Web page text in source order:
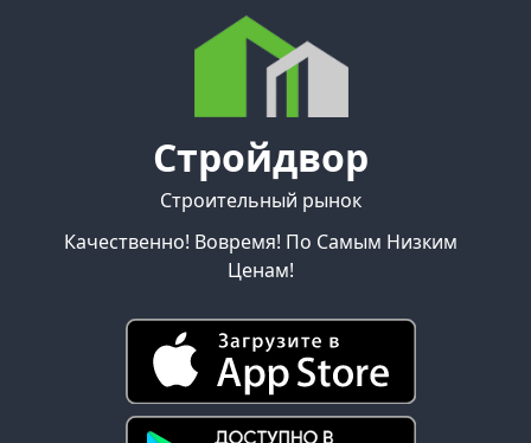
Стройдвор
Строительный рынок
Качественно! Вовремя! По Самым Низким
Ценам!